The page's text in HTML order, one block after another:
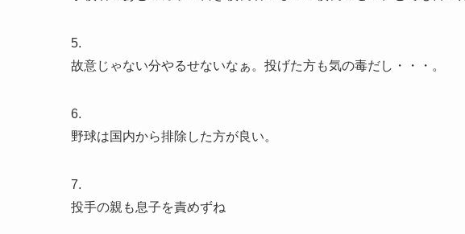
5.
故意じゃない分やるせないなぁ。投げた方も気の毒だし・・・。
6.
野球は国内から排除した方が良い。
7.
投手の親も息子を責めずね